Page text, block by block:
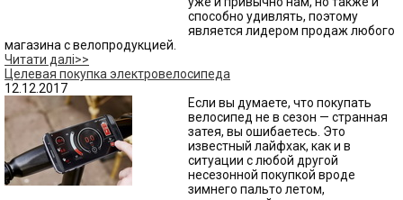
способно удивлять, поэтому
является лидером продаж любого
магазина с велопродукцией.
Читати далі>>
Целевая покупка электровелосипеда
12.12.2017
Если вы думаете, что покупать
велосипед не в сезон — странная
затея, вы ошибаетесь. Это
известный лайфхак, как и в
ситуации с любой другой
несезонной покупкой вроде
зимнего пальто летом,